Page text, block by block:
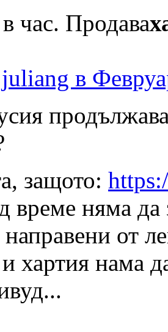
час. Продава
в
защото:
време няма
от
хартия нама